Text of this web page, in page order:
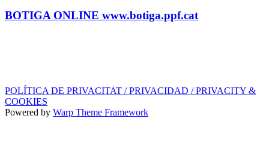
BOTIGA ONLINE www.botiga.ppf.cat
POLÍTICA DE PRIVACITAT / PRIVACIDAD / PRIVACITY &
COOKIES
Powered by Warp Theme Framework